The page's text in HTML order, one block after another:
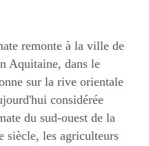
remonte à la ville de
Aquitaine, dans le
sur la rive orientale
considérée
du sud-ouest de la
siècle, les agriculteurs